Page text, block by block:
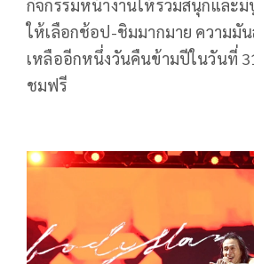
กิจกรรมหน้างานให้ร่วมสนุกและมี
ให้เลือกช้อป-ชิมมากมาย ความมั
เหลืออีกหนึ่งวันคืนข้ามปีในวันที่
ชมฟรี